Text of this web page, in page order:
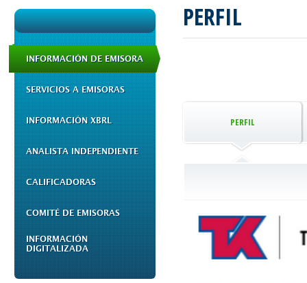
INFORMACIÓN DE EMISORA
SERVICIOS A EMISORAS
INFORMACIÓN XBRL
ANALISTA INDEPENDIENTE
CALIFICADORAS
COMITÉ DE EMISORAS
INFORMACIÓN
DIGITALIZADA
PERFIL
PERFIL